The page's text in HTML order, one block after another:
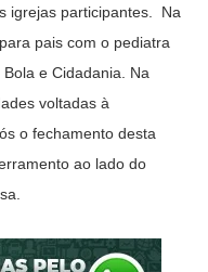
igrejas participantes. Na
pais com o pediatra
e Cidadania. Na
voltadas à
o fechamento desta
ao lado do